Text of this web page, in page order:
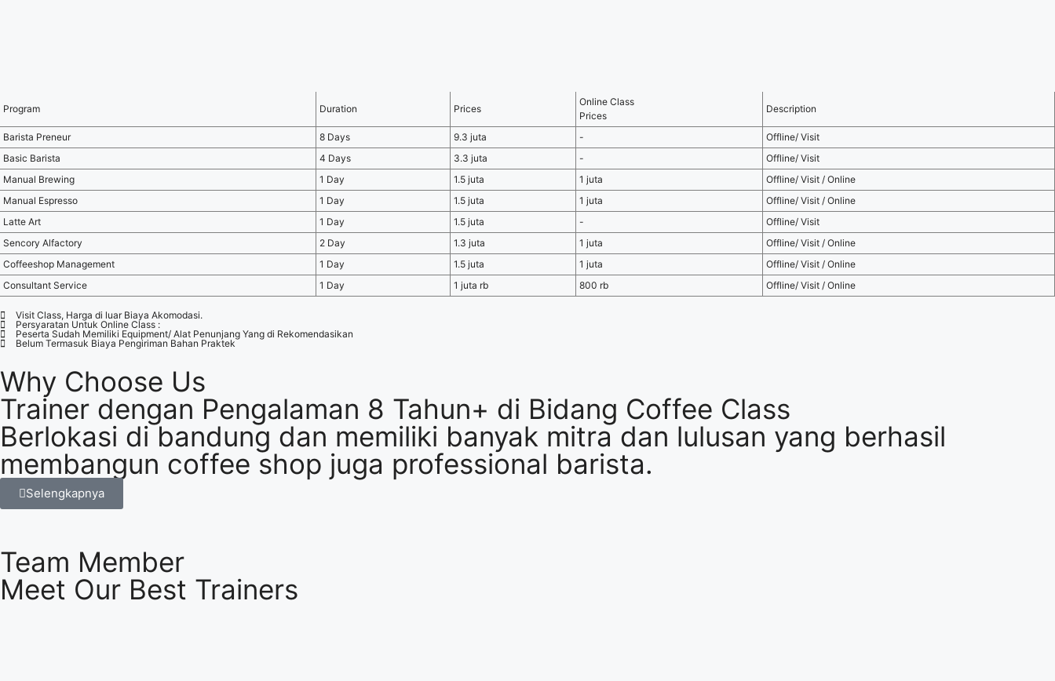
Program Duration Prices
Online Class
Prices
Description
Barista Preneur 8 Days 9.3 juta -
Offline/ Visit
Basic Barista
4 Days 3.3 juta -
Offline/ Visit
Manual Brewing
1 Day 1.5 juta 1 juta
Offline/ Visit / Online
Manual Espresso
1 Day 1.5 juta 1 juta
Offline/ Visit / Online
Latte Art
1 Day 1.5 juta -
Offline/ Visit
Sencory Alfactory
2 Day 1.3 juta 1 juta
Offline/ Visit / Online
Coffeeshop Management
1 Day 1.5 juta 1 juta
Offline/ Visit / Online
Consultant Service
1 Day 1 juta rb 800 rb Offline/ Visit / Online
Visit Class, Harga di luar Biaya Akomodasi.
Persyaratan Untuk Online Class :
Peserta Sudah Memiliki Equipment/ Alat Penunjang Yang di Rekomendasikan
Belum Termasuk Biaya Pengiriman Bahan Praktek
Why Choose Us
Trainer dengan Pengalaman 8 Tahun+ di Bidang Coffee Class
Berlokasi di bandung dan memiliki banyak mitra dan lulusan yang berhasil
membangun coffee shop juga professional barista.
Selengkapnya
Team Member
Meet Our Best Trainers